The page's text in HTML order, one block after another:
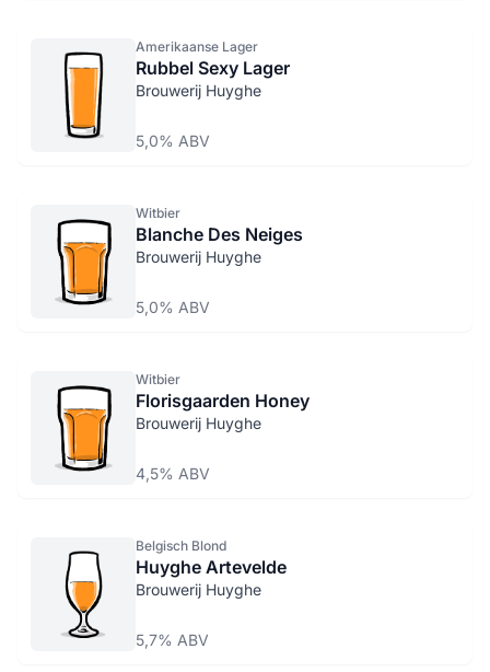
Amerikaanse Lager
Rubbel Sexy Lager
Brouwerij Huyghe
5,0% ABV
Witbier
Blanche Des Neiges
Brouwerij Huyghe
5,0% ABV
Witbier
Florisgaarden Honey
Brouwerij Huyghe
4,5% ABV
Belgisch Blond
Huyghe Artevelde
Brouwerij Huyghe
5,7% ABV